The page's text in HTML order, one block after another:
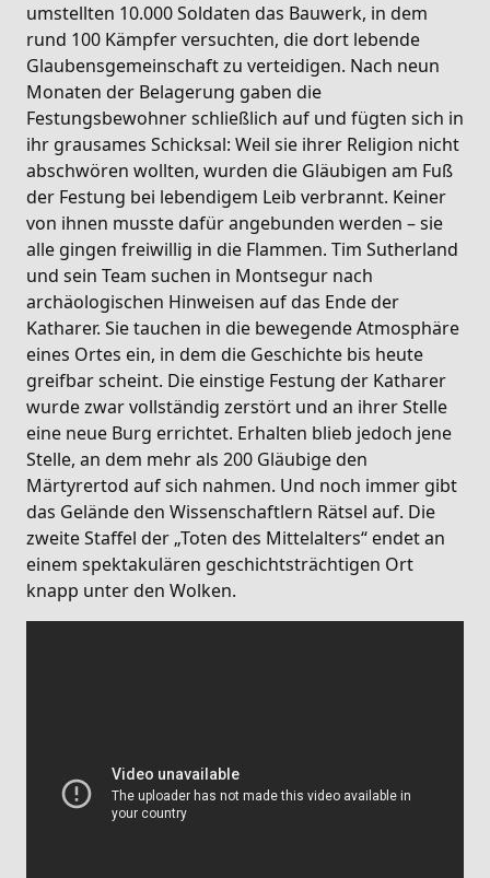
umstellten 10.000 Soldaten das Bauwerk, in dem
rund 100 Kämpfer versuchten, die dort lebende
Glaubensgemeinschaft zu verteidigen. Nach neun
Monaten der Belagerung gaben die
Festungsbewohner schließlich auf und fügten sich in
ihr grausames Schicksal: Weil sie ihrer Religion nicht
abschwören wollten, wurden die Gläubigen am Fuß
der Festung bei lebendigem Leib verbrannt. Keiner
von ihnen musste dafür angebunden werden – sie
alle gingen freiwillig in die Flammen. Tim Sutherland
und sein Team suchen in Montsegur nach
archäologischen Hinweisen auf das Ende der
Katharer. Sie tauchen in die bewegende Atmosphäre
eines Ortes ein, in dem die Geschichte bis heute
greifbar scheint. Die einstige Festung der Katharer
wurde zwar vollständig zerstört und an ihrer Stelle
eine neue Burg errichtet. Erhalten blieb jedoch jene
Stelle, an dem mehr als 200 Gläubige den
Märtyrertod auf sich nahmen. Und noch immer gibt
das Gelände den Wissenschaftlern Rätsel auf. Die
zweite Staffel der „Toten des Mittelalters“ endet an
einem spektakulären geschichtsträchtigen Ort
knapp unter den Wolken.